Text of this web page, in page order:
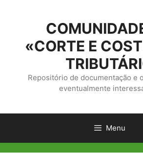
conteúdo«CORTE E
Repositório de documentação e
eventualmente
Menu